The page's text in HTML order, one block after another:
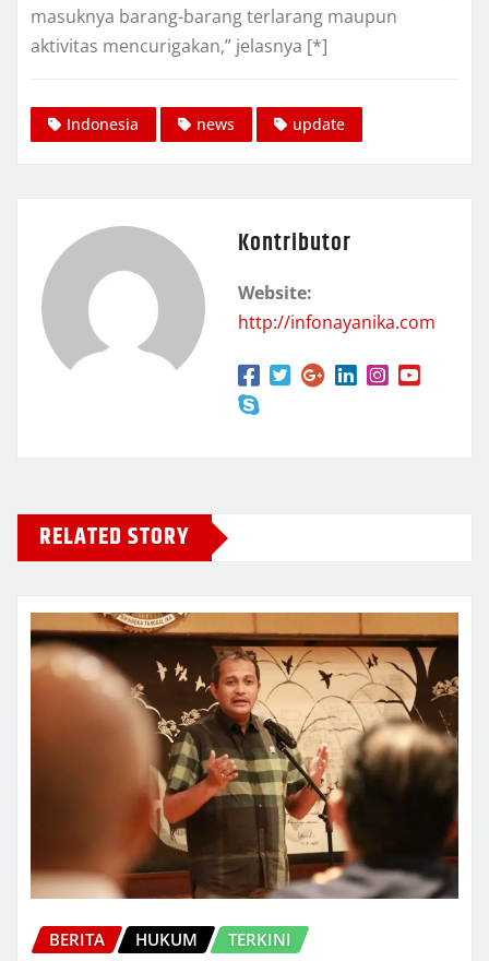
masuknya barang-barang terlarang maupun
aktivitas mencurigakan,” jelasnya [*]
Indonesia news update
Kontributor
Website:
http://infonayanika.com
RELATED STORY
BERITA HUKUM TERKINI